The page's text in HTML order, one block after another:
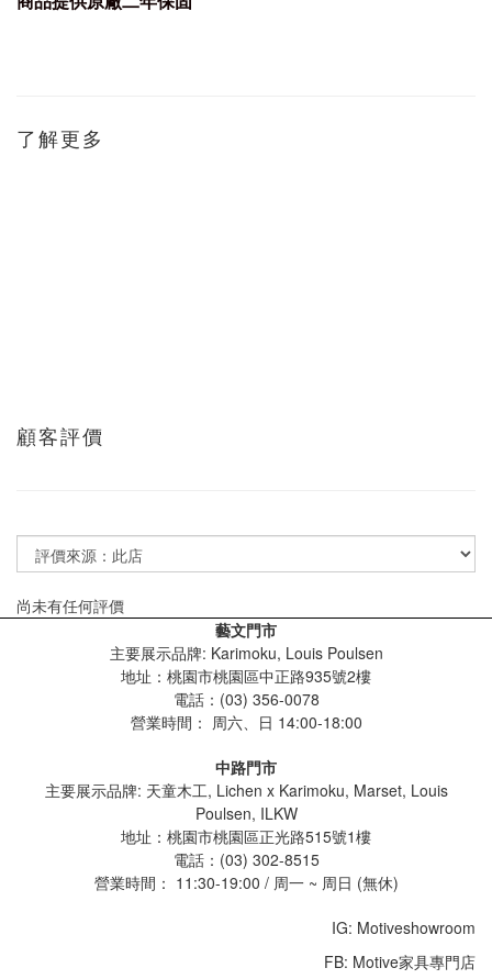
了解更多
顧客評價
尚未有任何評價
藝文門市
主要展示品牌: Karimoku, Louis Poulsen
地址：桃園市桃園區中正路935號2樓
電話：(03) 356-0078
營業時間： 周六、日 14:00-18:00
中路門市
主要展示品牌: 天童木工, Lichen x Karimoku, Marset, Louis
Poulsen, ILKW
地址：桃園市桃園區正光路515號1樓
電話：(03) 302-8515
營業時間： 11:30-19:00 / 周一 ~ 周日 (無休)
IG: Motiveshowroom
FB: Motive家具專門店